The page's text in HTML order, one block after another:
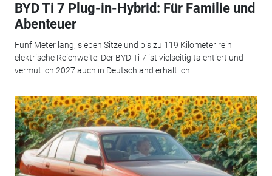
BYD Ti 7 Plug-in-Hybrid: Für Familie und
Abenteuer
Fünf Meter lang, sieben Sitze und bis zu 119 Kilometer rein
elektrische Reichweite: Der BYD Ti 7 ist vielseitig talentiert und
vermutlich 2027 auch in Deutschland erhältlich.